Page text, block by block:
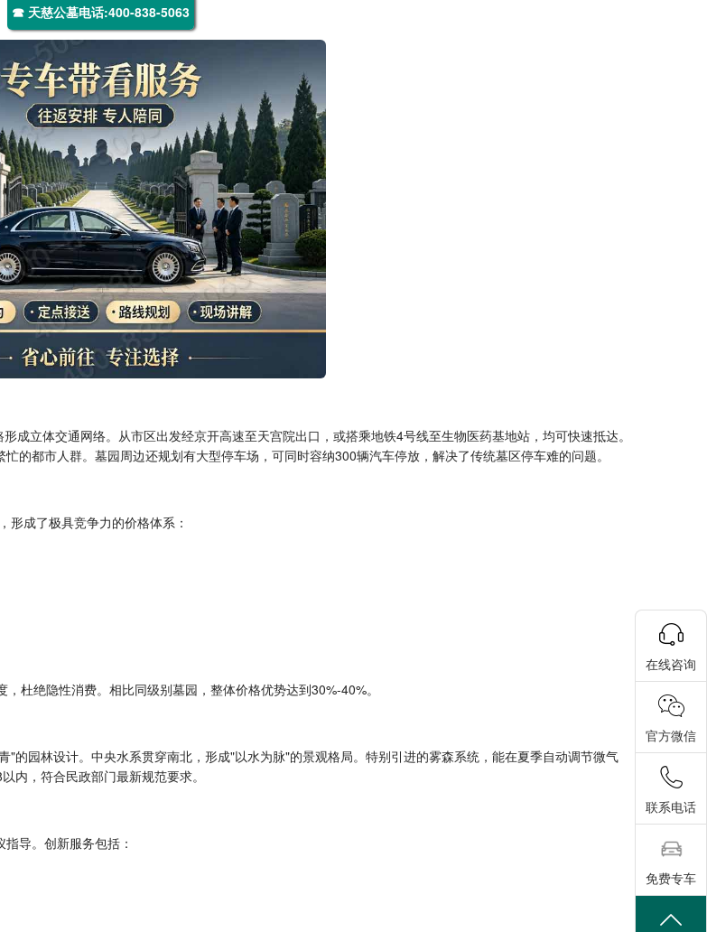
☎ 天慈公墓电话:400-838-5063
成立体交通网络。从市区出发经京开高速至天宫院出口，或搭乘地铁4号线至生物医药基地站，均可快速抵达。
的都市人群。墓园周边还规划有大型停车场，可同时容纳300辆汽车停放，解决了传统墓区停车难的问题。
形成了极具竞争力的价格体系：
杜绝隐性消费。相比同级别墓园，整体价格优势达到30%-40%。
的园林设计。中央水系贯穿南北，形成"以水为脉"的景观格局。特别引进的雾森系统，能在夏季自动调节微气
内，符合民政部门最新规范要求。
导。创新服务包括：
在线咨询
官方微信
联系电话
免费专车